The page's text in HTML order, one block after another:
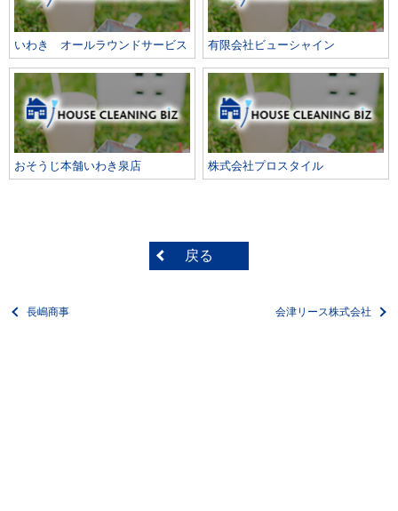
いわき オールラウンドサービス 有限会社ビューシャイン
おそうじ本舗いわき泉店 株式会社プロスタイル
戻る
長嶋商事 会津リース株式会社